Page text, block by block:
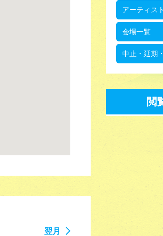
翌月
アーティス
会場一覧
中止・延期
閲